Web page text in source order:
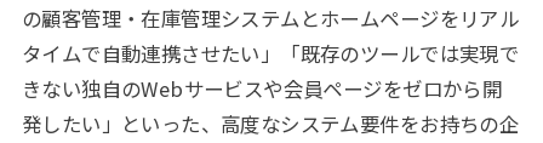
の顧客管理・在庫管理システムとホームページをリアル
タイムで自動連携させたい」「既存のツールでは実現で
きない独自のWebサービスや会員ページをゼロから開
発したい」といった、高度なシステム要件をお持ちの企